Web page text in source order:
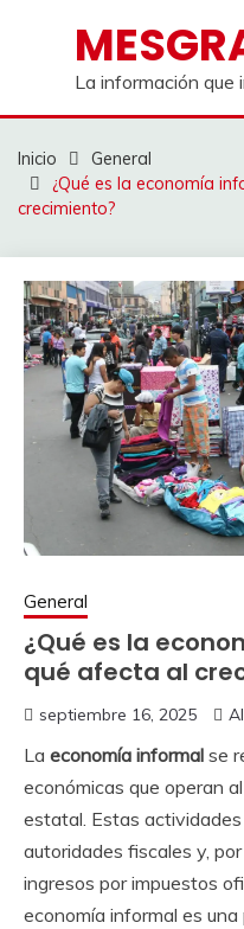
contenidoLa información que
Inicio
General
¿Qué es la economía
crecimiento?
General
¿Qué es la
qué afecta al
septiembre 16, 2025
La economía informal se
económicas que operan
estatal. Estas
autoridades fiscales y,
ingresos por impuestos
economía informal es